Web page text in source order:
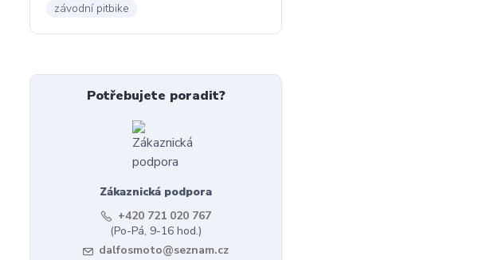
závodní pitbike
Potřebujete poradit?
Zákaznická podpora
+420 721 020 767
(Po-Pá, 9-16 hod.)
dalfosmoto@seznam.cz